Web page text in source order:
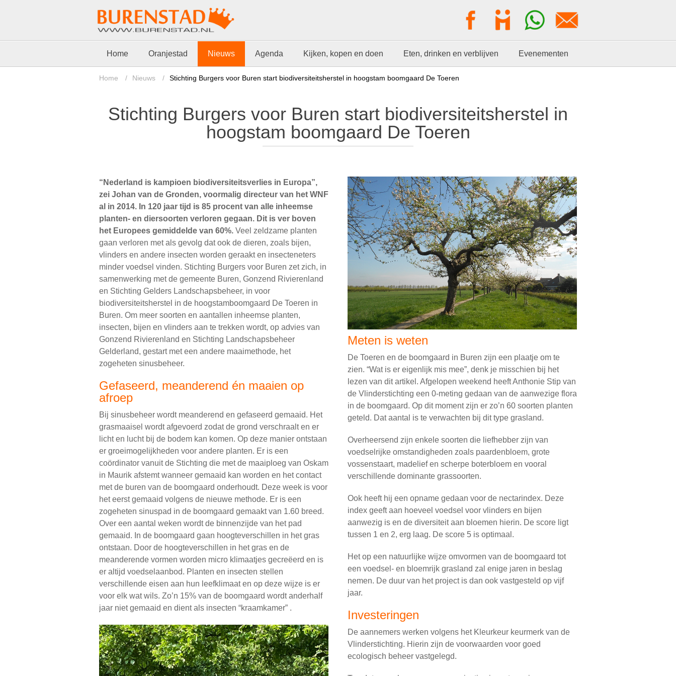
Home Oranjestad Nieuws Agenda Kijken, kopen en doen Eten, drinken en verblijven Evenementen
Home / Nieuws / Stichting Burgers voor Buren start biodiversiteitsherstel in hoogstam boomgaard De Toeren
Stichting Burgers voor Buren start biodiversiteitsherstel in
hoogstam boomgaard De Toeren
“Nederland is kampioen biodiversiteitsverlies in Europa”,
zei Johan van de Gronden, voormalig directeur van het WNF
al in 2014. In 120 jaar tijd is 85 procent van alle inheemse
planten- en diersoorten verloren gegaan. Dit is ver boven
het Europees gemiddelde van 60%. Veel zeldzame planten
gaan verloren met als gevolg dat ook de dieren, zoals bijen,
vlinders en andere insecten worden geraakt en insecteneters
minder voedsel vinden. Stichting Burgers voor Buren zet zich, in
samenwerking met de gemeente Buren, Gonzend Rivierenland
en Stichting Gelders Landschapsbeheer, in voor
biodiversiteitsherstel in de hoogstamboomgaard De Toeren in
Buren. Om meer soorten en aantallen inheemse planten,
insecten, bijen en vlinders aan te trekken wordt, op advies van
Gonzend Rivierenland en Stichting Landschapsbeheer
Gelderland, gestart met een andere maaimethode, het
zogeheten sinusbeheer.
Gefaseerd, meanderend én maaien op
afroep
Bij sinusbeheer wordt meanderend en gefaseerd gemaaid. Het
grasmaaisel wordt afgevoerd zodat de grond verschraalt en er
licht en lucht bij de bodem kan komen. Op deze manier ontstaan
er groeimogelijkheden voor andere planten. Er is een
coördinator vanuit de Stichting die met de maaiploeg van Oskam
in Maurik afstemt wanneer gemaaid kan worden en het contact
met de buren van de boomgaard onderhoudt. Deze week is voor
het eerst gemaaid volgens de nieuwe methode. Er is een
zogeheten sinuspad in de boomgaard gemaakt van 1.60 breed.
Over een aantal weken wordt de binnenzijde van het pad
gemaaid. In de boomgaard gaan hoogteverschillen in het gras
ontstaan. Door de hoogteverschillen in het gras en de
meanderende vormen worden micro klimaatjes gecreëerd en is
er altijd voedselaanbod. Planten en insecten stellen
verschillende eisen aan hun leefklimaat en op deze wijze is er
voor elk wat wils. Zo’n 15% van de boomgaard wordt anderhalf
jaar niet gemaaid en dient als insecten “kraamkamer” .
Meten is weten
De Toeren en de boomgaard in Buren zijn een plaatje om te
zien. “Wat is er eigenlijk mis mee”, denk je misschien bij het
lezen van dit artikel. Afgelopen weekend heeft Anthonie Stip van
de Vlinderstichting een 0-meting gedaan van de aanwezige flora
in de boomgaard. Op dit moment zijn er zo’n 60 soorten planten
geteld. Dat aantal is te verwachten bij dit type grasland.
Overheersend zijn enkele soorten die liefhebber zijn van
voedselrijke omstandigheden zoals paardenbloem, grote
vossenstaart, madelief en scherpe boterbloem en vooral
verschillende dominante grassoorten.
Ook heeft hij een opname gedaan voor de nectarindex. Deze
index geeft aan hoeveel voedsel voor vlinders en bijen
aanwezig is en de diversiteit aan bloemen hierin. De score ligt
tussen 1 en 2, erg laag. De score 5 is optimaal.
Het op een natuurlijke wijze omvormen van de boomgaard tot
een voedsel- en bloemrijk grasland zal enige jaren in beslag
nemen. De duur van het project is dan ook vastgesteld op vijf
jaar.
Investeringen
De aannemers werken volgens het Kleurkeur keurmerk van de
Vlinderstichting. Hierin zijn de voorwaarden voor goed
ecologisch beheer vastgelegd.